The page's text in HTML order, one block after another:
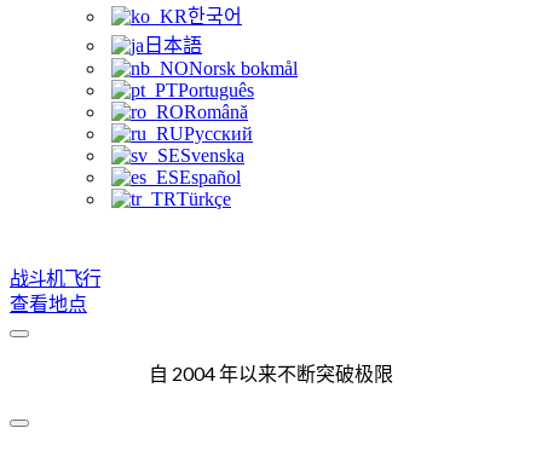
한국어
日本語
Norsk bokmål
Português
Română
Русский
Svenska
Español
Türkçe
战斗机飞行
查看地点
自 2004 年以来不断突破极限